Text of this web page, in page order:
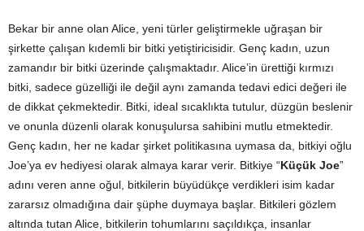
Bekar bir anne olan Alice, yeni türler geliştirmekle uğraşan bir
şirkette çalışan kıdemli bir bitki yetiştiricisidir. Genç kadın, uzun
zamandır bir bitki üzerinde çalışmaktadır. Alice’in ürettiği kırmızı
bitki, sadece güzelliği ile değil aynı zamanda tedavi edici değeri ile
de dikkat çekmektedir. Bitki, ideal sıcaklıkta tutulur, düzgün beslenir
ve onunla düzenli olarak konuşulursa sahibini mutlu etmektedir.
Genç kadın, her ne kadar şirket politikasına uymasa da, bitkiyi oğlu
Joe’ya ev hediyesi olarak almaya karar verir. Bitkiye “Küçük Joe”
adını veren anne oğul, bitkilerin büyüdükçe verdikleri isim kadar
zararsız olmadığına dair şüphe duymaya başlar. Bitkileri gözlem
altında tutan Alice, bitkilerin tohumlarını saçıldıkça, insanlar